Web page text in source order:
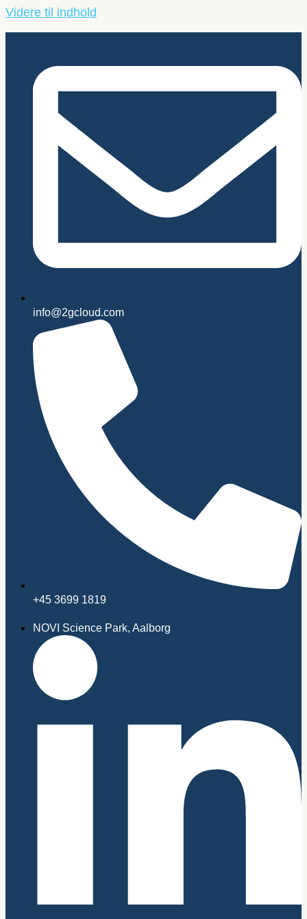
Videre til indhold
info@2gcloud.com
+45 3699 1819
NOVI Science Park, Aalborg